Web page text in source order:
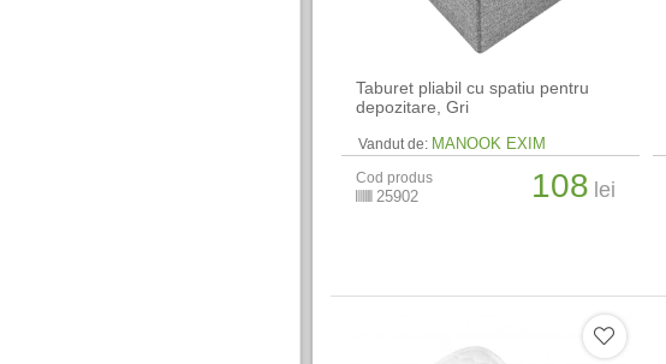
Taburet pliabil cu spatiu pentru
depozitare, Gri
Vandut de: MANOOK EXIM
Cod produs
25902 108 lei